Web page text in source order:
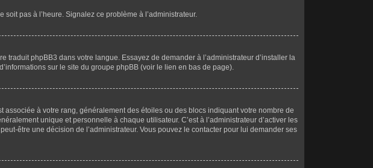
soit pas à l’heure. Signalez ce problème à l’administrateur.
traduit phpBB3 dans votre langue. Essayez de demander à l’administrateur d’installer la
sur le site du groupe phpBB (voir le lien en bas de page).
associée à votre rang, généralement des étoiles ou des blocs indiquant votre nombre de
unique et personnelle à chaque utilisateur. C’est à l’administrateur d’activer les
être une décision de l’administrateur. Vous pouvez le contacter pour lui demander ses